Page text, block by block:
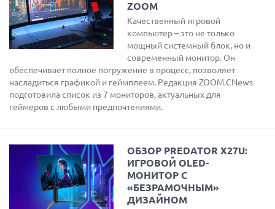
ZOOM
Качественный игровой
компьютер – это не только
мощный системный блок, но и
современный монитор. Он
обеспечивает полное погружение в процесс, позволяет
насладиться графикой и геймплеем. Редакция ZOOM.CNews
подготовила список из 7 мониторов, актуальных для
геймеров с любыми предпочтениями.
ОБЗОР PREDATOR X27U:
ИГРОВОЙ OLED-
МОНИТОР С
«БЕЗРАМОЧНЫМ»
ДИЗАЙНОМ